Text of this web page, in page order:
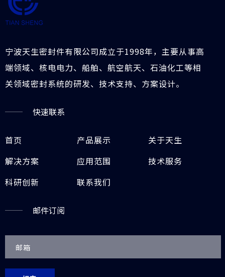
宁波天生密封件有限公司成立于1998年，主要从事高
端领域、核电电力、船舶、航空航天、石油化工等相
关领域密封系统的研发、技术支持、方案设计。
快速联系
首页 产品展示
关于天生
解决方案
应用范围
技术服务
科研创新
联系我们
邮件订阅